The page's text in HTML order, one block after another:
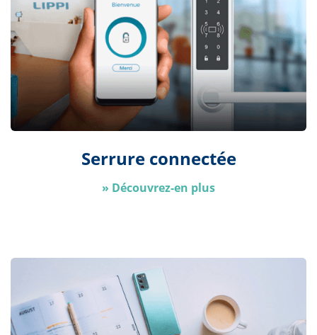
Serrure connectée
» Découvrez-en plus